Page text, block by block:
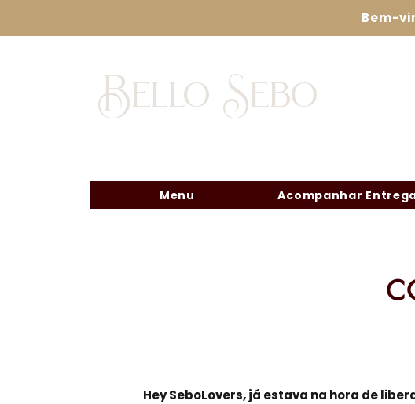
Bem-
Bello Sebo
Menu Acompanhar
Hey SeboLovers, já estava na hora de